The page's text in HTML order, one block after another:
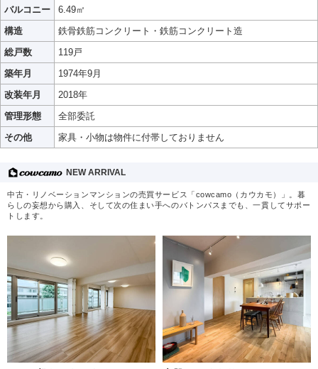
バルコニー
6.49㎡
構造
鉄骨鉄筋コンクリート・鉄筋コンクリート造
総戸数
119戸
築年月
1974年9月
改装年月
2018年
管理形態
全部委託
その他
家具・小物は物件に付帯しておりません
NEW ARRIVAL
中古・リノベーションマンションの売買サービス「cowcamo（カウカモ）」。暮
らしの妄想から購入、そして次の住まい手へのバトンパスまでも、一貫してサポー
トします。